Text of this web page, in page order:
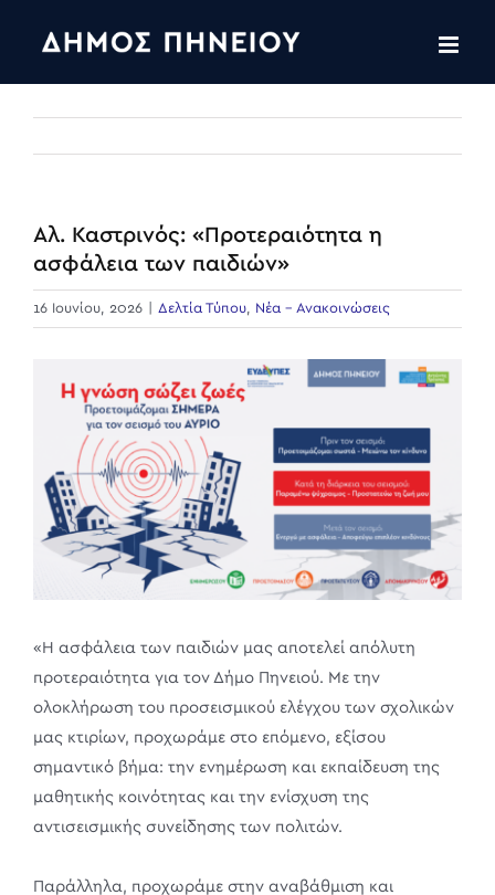
Αλ. Καστρινός: «Προτεραιότητα η
ασφάλεια των παιδιών»
16 Ιουνίου, 2026 Δελτία Τύπου, Νέα - Ανακοινώσεις
Larger
«Η ασφάλεια των παιδιών μας αποτελεί απόλυτη
προτεραιότητα για τον Δήμο Πηνειού. Με την
ολοκλήρωση του προσεισμικού ελέγχου των σχολικών
μας κτιρίων, προχωράμε στο επόμενο, εξίσου
σημαντικό βήμα: την ενημέρωση και εκπαίδευση της
μαθητικής κοινότητας και την ενίσχυση της
αντισεισμικής συνείδησης των πολιτών.
Παράλληλα, προχωράμε στην αναβάθμιση και